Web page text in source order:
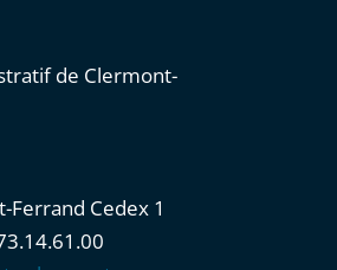
de Clermont-
Cedex 1